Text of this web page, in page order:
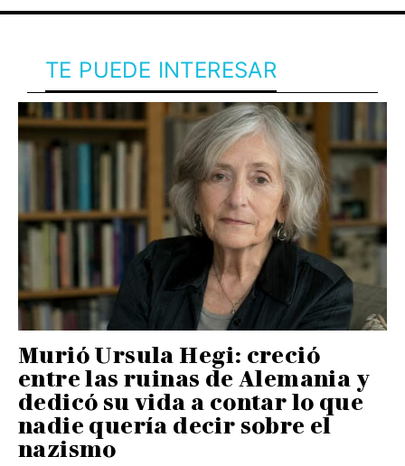
TE PUEDE INTERESAR
Murió Ursula Hegi: creció
entre las ruinas de Alemania y
dedicó su vida a contar lo que
nadie quería decir sobre el
nazismo